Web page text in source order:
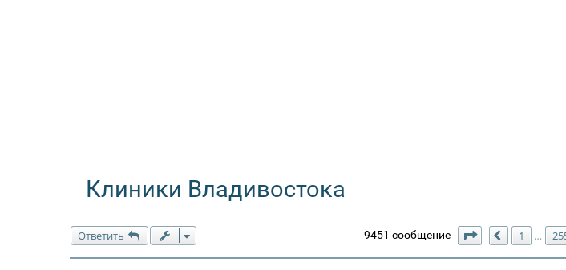
Клиники Владивостока
Ответить 9451 сообщение Страница 257 из
Пред.
1 …